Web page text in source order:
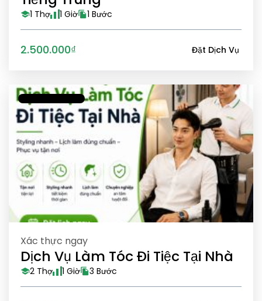
1 Thợ 1 Giờ 1 Bước
2.500.000₫ Đặt Dịch Vụ
Xác thực ngay
Dịch Vụ Làm Tóc Đi Tiệc Tại Nhà
2 Thợ 1 Giờ 3 Bước